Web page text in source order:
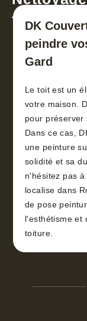
toiture 30
DK
peindre
Gard
Le toit est un
votre maison.
pour préserver
Dans ce cas,
une peinture
solidité et sa
n'hésitez pas
localise dans
de pose
l'esthétisme et
toiture.